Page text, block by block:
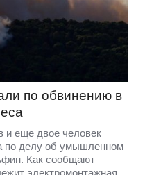
по обвинению в
и еще двое человек
по делу об умышленном
Как сообщают
электромонтажная